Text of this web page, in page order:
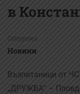
в
Categories
Новини
Възпитаници от
„ДРУЖБА“ –